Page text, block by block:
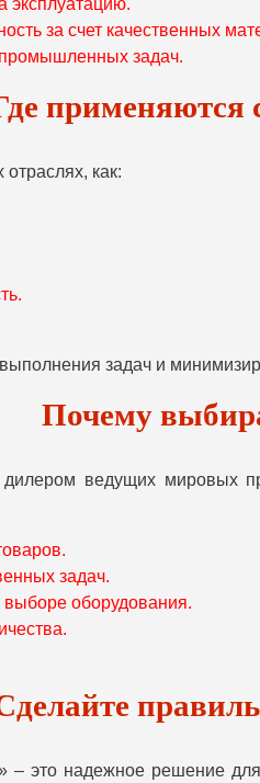
эксплуатацию.
за счет качественных
задач.
применяются
как:
задач и
Почему
ведущих мировых
задач.
оборудования.
– это надежное решение